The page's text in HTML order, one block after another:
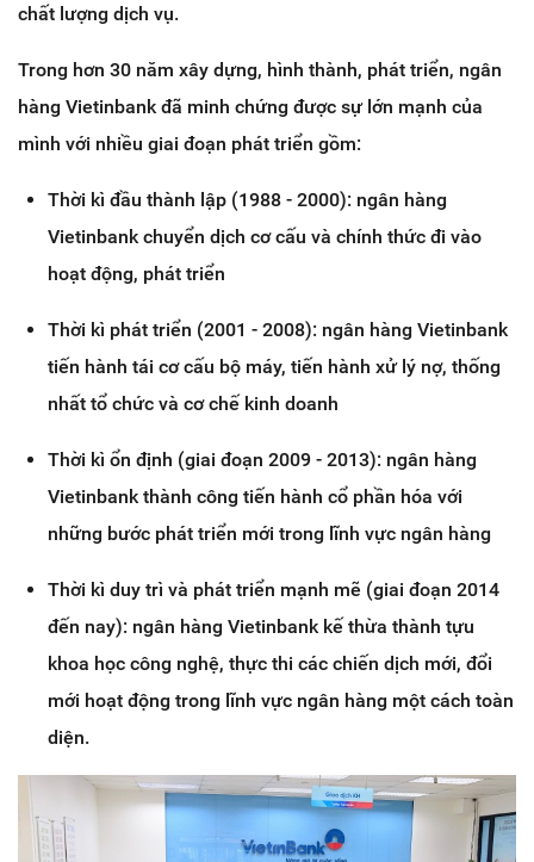
chất lượng dịch vụ.
Trong hơn 30 năm xây dựng, hình thành, phát triển, ngân
hàng Vietinbank đã minh chứng được sự lớn mạnh của
mình với nhiều giai đoạn phát triển gồm:
Thời kì đầu thành lập (1988 - 2000): ngân hàng
Vietinbank chuyển dịch cơ cấu và chính thức đi vào
hoạt động, phát triển
Thời kì phát triển (2001 - 2008): ngân hàng Vietinbank
tiến hành tái cơ cấu bộ máy, tiến hành xử lý nợ, thống
nhất tổ chức và cơ chế kinh doanh
Thời kì ổn định (giai đoạn 2009 - 2013): ngân hàng
Vietinbank thành công tiến hành cổ phần hóa với
những bước phát triển mới trong lĩnh vực ngân hàng
Thời kì duy trì và phát triển mạnh mẽ (giai đoạn 2014
đến nay): ngân hàng Vietinbank kế thừa thành tựu
khoa học công nghệ, thực thi các chiến dịch mới, đổi
mới hoạt động trong lĩnh vực ngân hàng một cách toàn
diện.